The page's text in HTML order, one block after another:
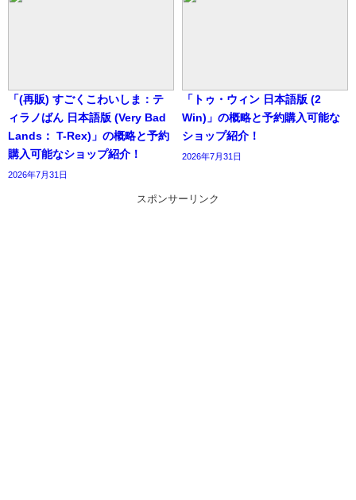
「(再販) すごくこわいしま：テ
ィラノばん 日本語版 (Very Bad
Lands： T-Rex)」の概略と予約
購入可能なショップ紹介！
2026年7月31日
「トゥ・ウィン 日本語版 (2
Win)」の概略と予約購入可能な
ショップ紹介！
2026年7月31日
スポンサーリンク